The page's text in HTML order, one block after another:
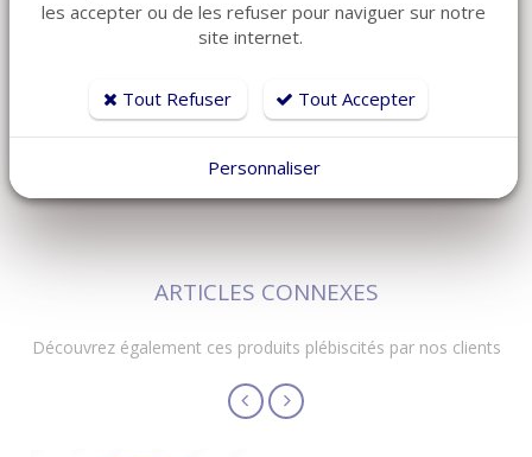
Dimensions canapé rapido MINUTI 3 places couchage 140 cm
Hauteur = 105
Profondeur = 98 cm
ARTICLES CONNEXES
Découvrez également ces produits plébiscités par nos clients
les accepter ou de les refuser pour naviguer sur notre
site internet.
Tout Refuser Tout Accepter
Personnaliser